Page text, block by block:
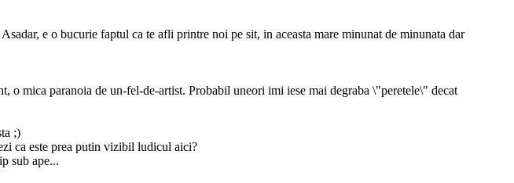
e o bucurie faptul ca te afli printre noi pe sit, in aceasta mare minunat de minunata dar
o mica paranoia de un-fel-de-artist. Probabil uneori imi iese mai degraba \"peretele\" decat
;)
ca este prea putin vizibil ludicul aici?
sub ape...